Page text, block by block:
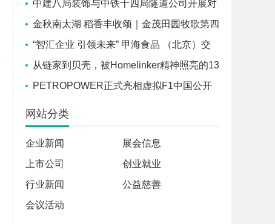
设计研究院有限公司签署战略合作协议
中建八局装饰与中铁十四局隧道公司开展对
标交流学习活动
金秋南太湖 稻香丰收颂｜金茂田园牧歌第四
届丰收节开幕！
“智汇企业 引领未来” 甲海食品 （北京）交
流座谈会在京召开
从链家到贝壳，被Homelinker精神照亮的13
年PETROPOWER正式亮相虚拟F1中国公开
赛，官方赞助商胜牌全球联合途虎养车独家发
售
网站分类
企业新闻
展会信息
上市公司
创业就业
行业新闻
公益慈善
会议活动